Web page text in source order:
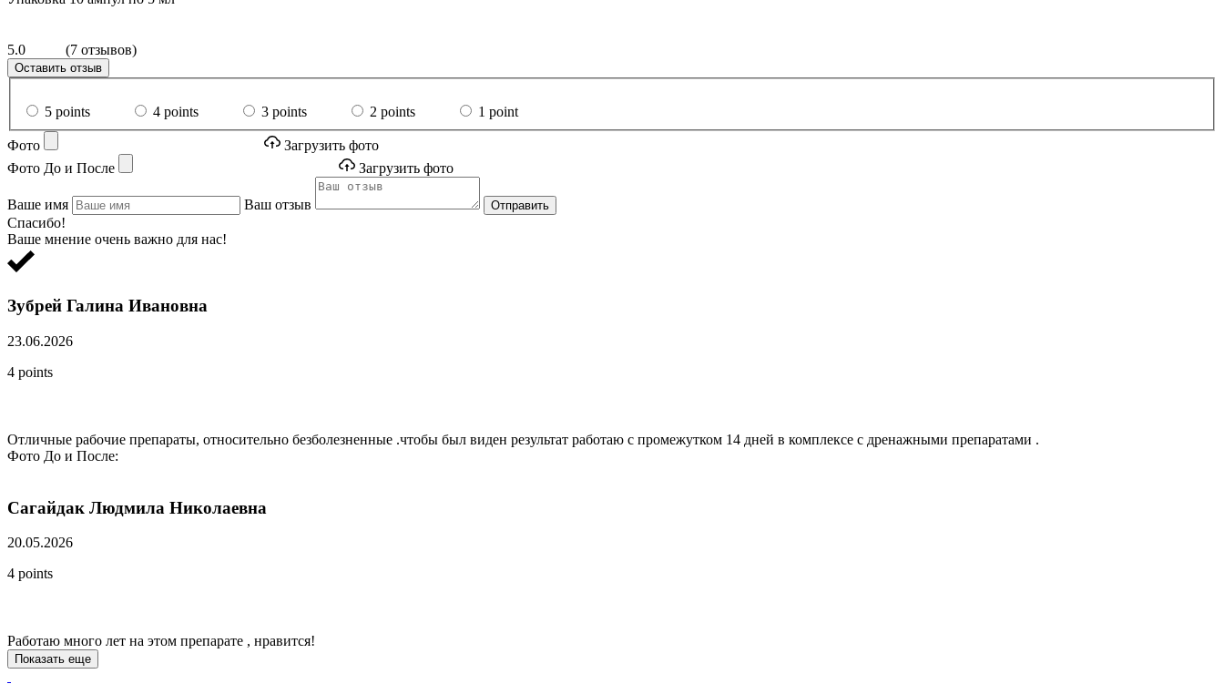
5.0 (7 отзывов)
Оставить отзыв
5 points 4 points 3 points 2 points 1 point
Фото
Загрузить фото
Фото До и После
Загрузить фото
Ваше имя Ваш отзыв Отправить
Спасибо!
Ваше мнение очень важно для нас!
Зубрей Галина Ивановна
23.06.2026
4 points
Отличные рабочие препараты, относительно безболезненные .чтобы был виден результат работаю с промежутком 14 дней в комплексе с дренажными препаратами .
Фото До и После:
Сагайдак Людмила Николаевна
20.05.2026
4 points
Работаю много лет на этом препарате , нравится!
Показать еще